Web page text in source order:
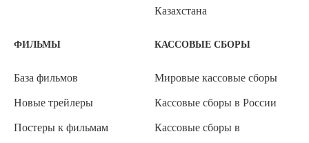
Казахстана
ФИЛЬМЫ
База фильмов
Новые трейлеры
Постеры к фильмам
КАССОВЫЕ СБОРЫ
Мировые кассовые сборы
Кассовые сборы в России
Кассовые сборы в